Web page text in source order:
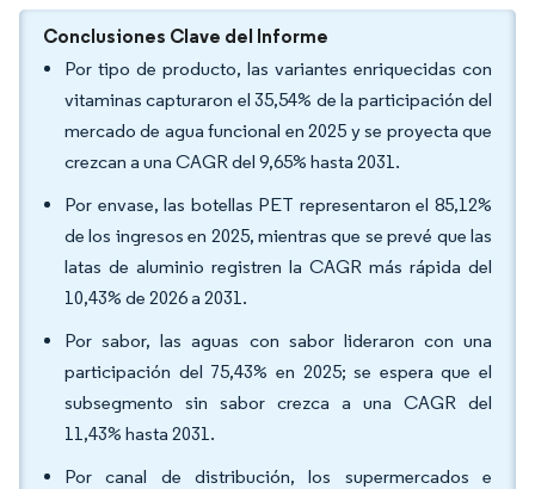
Conclusiones Clave del Informe
Por tipo de producto, las variantes enriquecidas con
vitaminas capturaron el 35,54% de la participación del
mercado de agua funcional en 2025 y se proyecta que
crezcan a una CAGR del 9,65% hasta 2031.
Por envase, las botellas PET representaron el 85,12%
de los ingresos en 2025, mientras que se prevé que las
latas de aluminio registren la CAGR más rápida del
10,43% de 2026 a 2031.
Por sabor, las aguas con sabor lideraron con una
participación del 75,43% en 2025; se espera que el
subsegmento sin sabor crezca a una CAGR del
11,43% hasta 2031.
Por canal de distribución, los supermercados e